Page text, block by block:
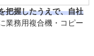
把握したうえで、自社
業務用複合機・コピー